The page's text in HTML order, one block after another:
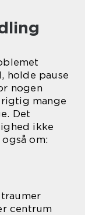
holde pause
nogen
mange
Det
ikke
om:
centrum